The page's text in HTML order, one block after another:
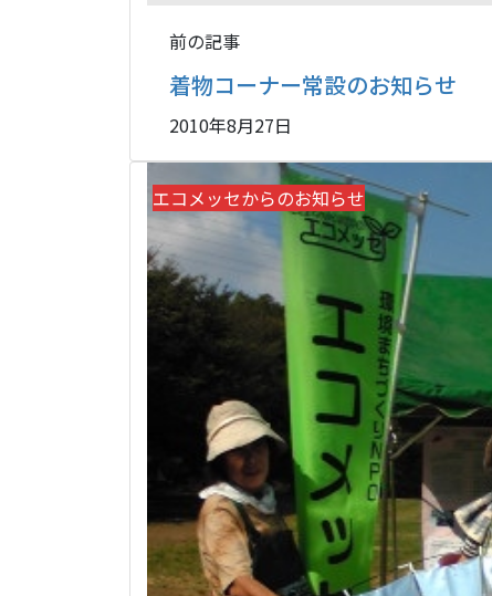
前の記事
着物コーナー常設のお知らせ
2010年8月27日
エコメッセからのお知らせ